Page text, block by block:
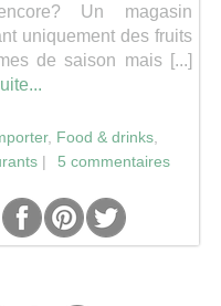
Un magasin
uniquement des fruits
de saison mais [...]
, Food & drinks
| 5 commentaires